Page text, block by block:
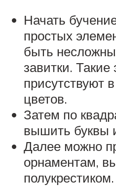
Начать
простых
быть
завитки.
присутствуют
цветов.
Затем по
вышить буквы
Далее можно
орнаментам,
полукрестиком.